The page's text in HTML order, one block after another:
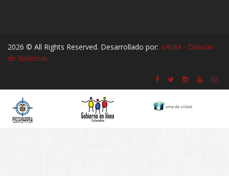
2026 © All Rights Reserved. Desarrollado por: VAVM - División
de Sistemas